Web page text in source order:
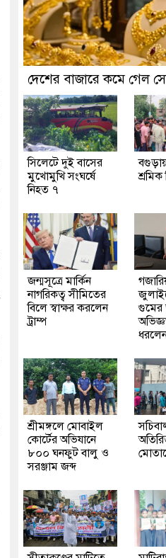
দেশের বাজারে কমে গেল
সিলেটে দুই বাসের
মুখোমুখি সংঘর্ষে
নিহত ৭
জন্মসূত্রে মার্কিন
নাগরিকত্ব সীমিতের
বিলে স্বাক্ষর করলেন
ট্রাম্প
গুমের
শ্রীমঙ্গলে মোবাইল
কোর্টের অভিযানে
৮০০ ঘনফুট বালু ও
সরঞ্জাম জব্দ